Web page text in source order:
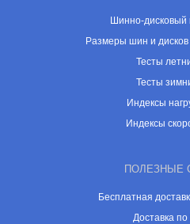
Шинно-дисковый
Размеры шин и
Тесты
Тесты
Индексы
Индексы
ПОЛЕЗНЫЕ
Бесплатная
Доставка по